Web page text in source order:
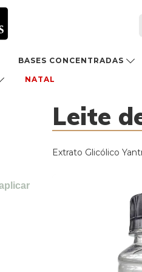
BASES CONCENTRADAS
NATAL
Leite
Extrato Glicólico